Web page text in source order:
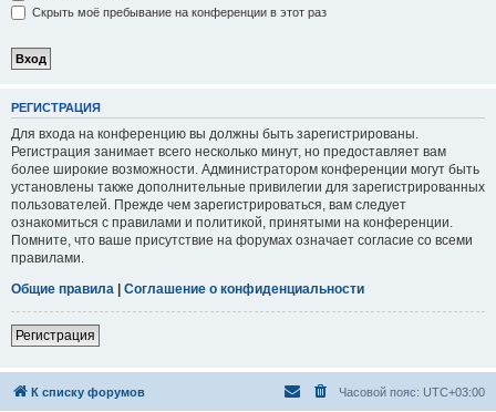
Скрыть моё пребывание на конференции в этот раз
РЕГИСТРАЦИЯ
Для входа на конференцию вы должны быть зарегистрированы.
Регистрация занимает всего несколько минут, но предоставляет вам
более широкие возможности. Администратором конференции могут быть
установлены также дополнительные привилегии для зарегистрированных
пользователей. Прежде чем зарегистрироваться, вам следует
ознакомиться с правилами и политикой, принятыми на конференции.
Помните, что ваше присутствие на форумах означает согласие со всеми
правилами.
Общие правила | Соглашение о конфиденциальности
Регистрация
К списку форумов Часовой пояс: UTC+03:00